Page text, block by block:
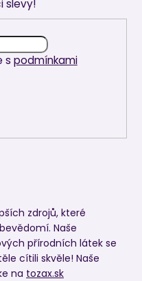
slevy!
s podmínkami
zdrojů, které
Naše
přírodních látek se
cítili skvěle! Naše
na tozax.sk